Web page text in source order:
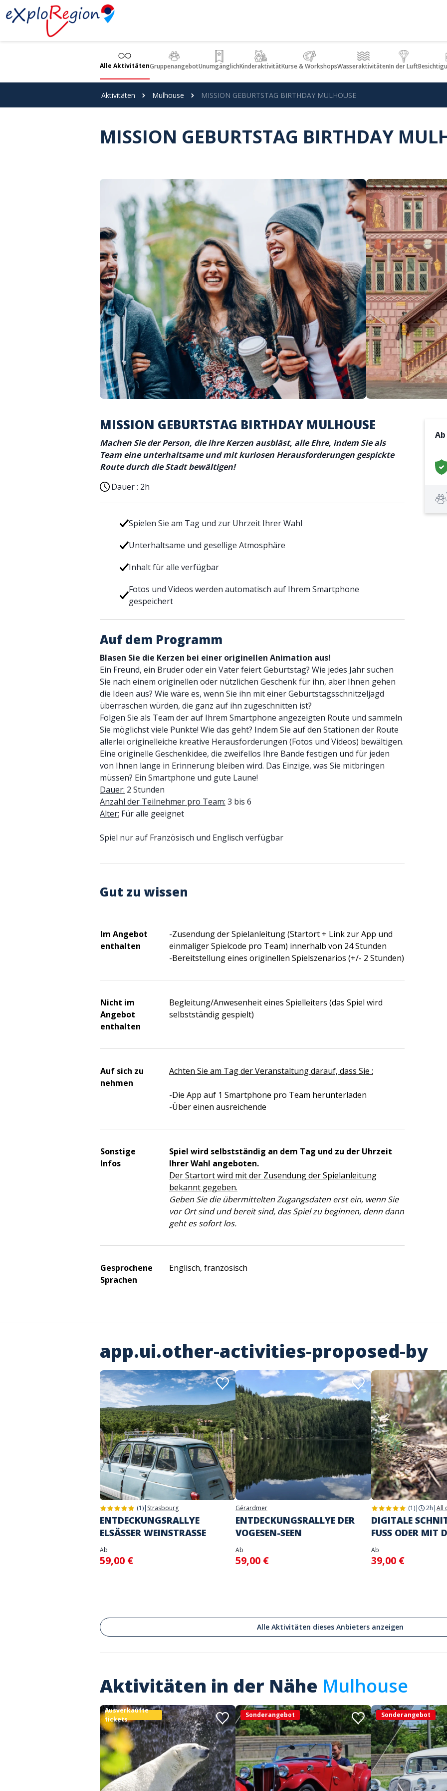
Cookie-Einstellungen
Alle AktivitätenGruppenangebotUnumgänglichKinderaktivitätKurse & WorkshopsWasseraktivitätenIn der Luft
Aktivitäten Mulhouse MISSION GEBURTSTAG BIRTHDAY MULHOUSE
MISSION GEBURTSTAG BIRTHDAY
MISSION GEBURTSTAG BIRTHDAY MULHOUSE
Machen Sie der Person, die ihre Kerzen ausbläst, alle Ehre, indem Sie als
Team eine unterhaltsame und mit kuriosen Herausforderungen gespickte
Route durch die Stadt bewältigen!
Dauer : 2h
Spielen Sie am Tag und zur Uhrzeit Ihrer Wahl
Unterhaltsame und gesellige Atmosphäre
Inhalt für alle verfügbar
Fotos und Videos werden automatisch auf Ihrem Smartphone
gespeichert
Auf dem Programm
Blasen Sie die Kerzen bei einer originellen Animation aus!
Ein Freund, ein Bruder oder ein Vater feiert Geburtstag? Wie jedes Jahr suchen
Sie nach einem originellen oder nützlichen Geschenk für ihn, aber Ihnen gehen
die Ideen aus? Wie wäre es, wenn Sie ihn mit einer Geburtstagsschnitzeljagd
überraschen würden, die ganz auf ihn zugeschnitten ist?
Folgen Sie als Team der auf Ihrem Smartphone angezeigten Route und sammeln
Sie möglichst viele Punkte! Wie das geht? Indem Sie auf den Stationen der Route
allerlei originelleiche kreative Herausforderungen (Fotos und Videos) bewältigen.
Eine originelle Geschenkidee, die zweifellos Ihre Bande festigen und für jeden
von Ihnen lange in Erinnerung bleiben wird. Das Einzige, was Sie mitbringen
müssen? Ein Smartphone und gute Laune!
Dauer: 2 Stunden
Anzahl der Teilnehmer pro Team: 3 bis 6
Alter: Für alle geeignet
Spiel nur auf Französisch und Englisch verfügbar
Gut zu wissen
Im Angebot
enthalten
-Zusendung der Spielanleitung (Startort + Link zur App und
einmaliger Spielcode pro Team) innerhalb von 24 Stunden
-Bereitstellung eines originellen Spielszenarios (+/- 2 Stunden)
Nicht im
Angebot
enthalten
Begleitung/Anwesenheit eines Spielleiters (das Spiel wird
selbstständig gespielt)
Auf sich zu
nehmen
Achten Sie am Tag der Veranstaltung darauf, dass Sie :
-Die App auf 1 Smartphone pro Team herunterladen
-Über einen ausreichende
Sonstige
Infos
Spiel wird selbstständig an dem Tag und zu der Uhrzeit
Ihrer Wahl angeboten.
Der Startort wird mit der Zusendung der Spielanleitung
bekannt gegeben.
Geben Sie die übermittelten Zugangsdaten erst ein, wenn Sie
vor Ort sind und bereit sind, das Spiel zu beginnen, denn dann
geht es sofort los.
Gesprochene
Sprachen
Englisch, französisch
Ab
app.ui.other-activities-proposed-by
(1)| Strasbourg
ENTDECKUNGSRALLYE
ELSÄSSER WEINSTRASSE
Ab
59,00 €
Gérardmer
ENTDECKUNGSRALLYE DER
VOGESEN-SEEN
Ab
59,00 €
(1)| 2h |All
DIGITALE
FUSS ODER MIT
Ab
39,00 €
Alle Aktivitäten dieses Anbieters anzeigen
Aktivitäten in der Nähe Mulhouse
Ausverkaufte
tickets
Sonderangebot Sonderangebot